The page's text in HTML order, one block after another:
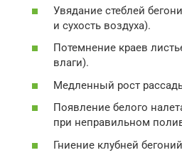
Увядание стеблей
и сухость воздуха).
Потемнение краев
влаги).
Медленный рост
Появление белого
при неправильном
Гниение клубней